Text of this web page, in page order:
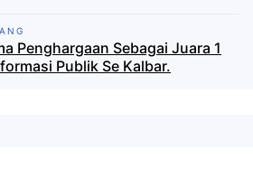
Penghargaan Sebagai Juara 1
Publik Se Kalbar.